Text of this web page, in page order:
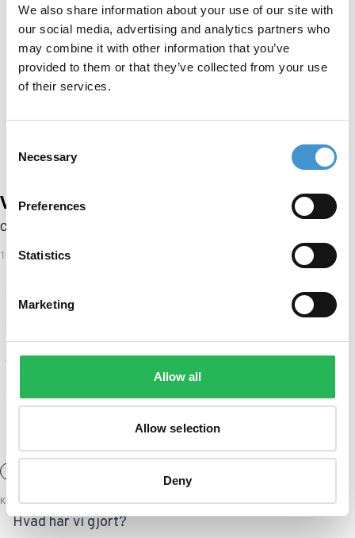
We also share information about your use of our site with
our social media, advertising and analytics partners who
may combine it with other information that you’ve
provided to them or that they’ve collected from your use
of their services.
Selection
Necessary
Preferences
Statistics
Marketing
Allow all
Allow selection
Deny
besøgende via organisk trafik.
Stigning i månedlig organisk trafik
Ved starten af samarbejdet i januar 2020 havde
8.140besøgende gennem organisk trafik. Det er en
Hvad har vi gjort?